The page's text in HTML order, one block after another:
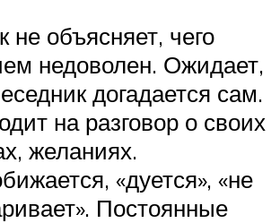
не объясняет, чего
недоволен. Ожидает,
догадается сам.
на разговор о своих
желаниях.
«дуется», «не
Постоянные